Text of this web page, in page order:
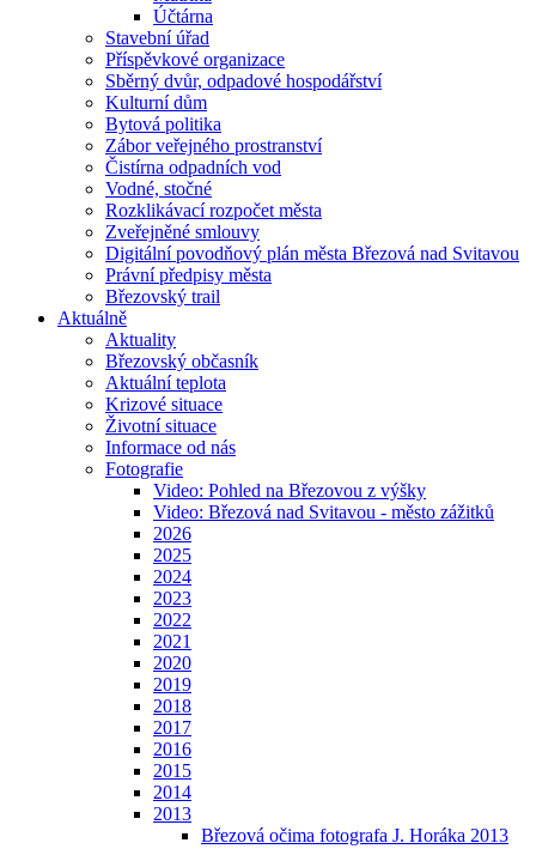
Účtárna
Stavební úřad
Příspěvkové organizace
Sběrný dvůr, odpadové hospodářství
Kulturní dům
Bytová politika
Zábor veřejného prostranství
Čistírna odpadních vod
Vodné, stočné
Rozklikávací rozpočet města
Zveřejněné smlouvy
Digitální povodňový plán města Březová nad Svitavou
Právní předpisy města
Březovský trail
Aktuálně
Aktuality
Březovský občasník
Aktuální teplota
Krizové situace
Životní situace
Informace od nás
Fotografie
Video: Pohled na Březovou z výšky
Video: Březová nad Svitavou - město zážitků
2026
2025
2024
2023
2022
2021
2020
2019
2018
2017
2016
2015
2014
2013
Březová očima fotografa J. Horáka 2013